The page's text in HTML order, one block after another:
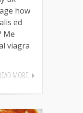
how
ed
Me
viagra
MORE